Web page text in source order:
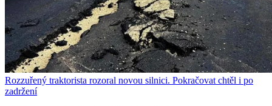
Rozzuřený traktorista rozoral novou silnici. Pokračovat chtěl i po
zadržení